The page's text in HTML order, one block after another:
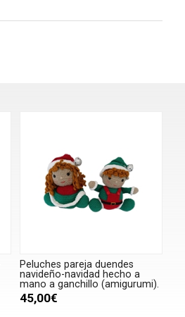
Peluches pareja duendes
navideño-navidad hecho a
mano a ganchillo (amigurumi).
45,00€